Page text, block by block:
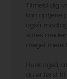
Tilmeld dig
kan optjene
også
vores
meget mere
Husk også,
du er først